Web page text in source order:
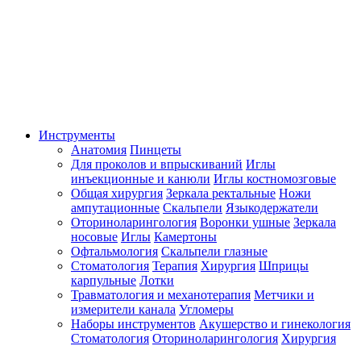
Инструменты
Анатомия Пинцеты
Для проколов и впрыскиваний Иглы
инъекционные и канюли Иглы костномозговые
Общая хирургия Зеркала ректальные Ножи
ампутационные Скальпели Языкодержатели
Оториноларингология Воронки ушные Зеркала
носовые Иглы Камертоны
Офтальмология Скальпели глазные
Стоматология Терапия Хирургия Шприцы
карпульные Лотки
Травматология и механотерапия Метчики и
измерители канала Угломеры
Наборы инструментов Акушерство и гинекология
Стоматология Оториноларингология Хирургия